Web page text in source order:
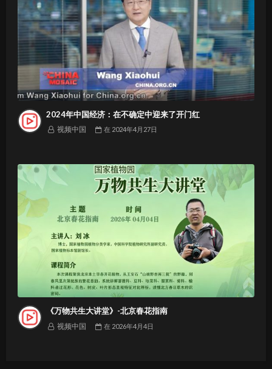
2024年中国经济：在不确定中迎来了开门红
视频中国 在 2024年4月27日
《万物共生大讲堂》-北京春花指南
视频中国 在 2026年4月4日